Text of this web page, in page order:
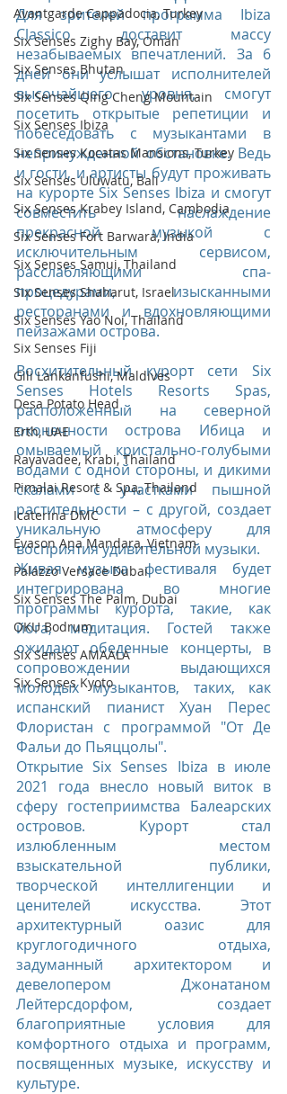
Avantgarde Cappadocia, Turkey
Six Senses Zighy Bay, Oman
Six Senses Bhutan
Six Senses Qing Cheng Mountain
Six Senses Ibiza
Six Senses Kocatas Mansions, Turkey
Six Senses Uluwatu, Bali
Six Senses Krabey Island, Cambodia
Six Senses Fort Barwara, India
Six Senses Samui, Thailand
Six Senses Shaharut, Israel
Six Senses Yao Noi, Thailand
Six Senses Fiji
Gili Lankanfushi, Maldives
Desa Potato Head
Erth, UAE
Rayavadee, Krabi, Thailand
Pimalai Resort & Spa, Thailand
Icaterina DMC
Evason Ana Mandara, Vietnam
Palazzo Versace Dubai
Six Senses The Palm, Dubai
OKU Bodrum
Six Senses AMAALA
Six Senses Kyoto
Для зрителей программа Ibiza
Classico доставит массу
незабываемых впечатлений. За 6
дней они услышат исполнителей
высочайшего уровня, смогут
посетить открытые репетиции и
побеседовать с музыкантами в
непринужденной обстановке. Ведь
и гости, и артисты будут проживать
на курорте Six Senses Ibiza и смогут
совместить наслаждение
прекрасной музыкой с
исключительным сервисом,
расслабляющими спа-
процедурами, изысканными
ресторанами и вдохновляющими
пейзажами острова.
Восхитительный курорт сети Six
Senses Hotels Resorts Spas,
расположенный на северной
оконечности острова Ибица и
омываемый кристально-голубыми
водами с одной стороны, и дикими
скалами с участками пышной
растительности – с другой, создает
уникальную атмосферу для
восприятия удивительной музыки.
Живая музыка фестиваля будет
интегрирована во многие
программы курорта, такие, как
йога, медитация. Гостей также
ожидают обеденные концерты, в
сопровождении выдающихся
молодых музыкантов, таких, как
испанский пианист Хуан Перес
Флористан с программой "От Де
Фальи до Пьяццолы".
Открытие Six Senses Ibiza в июле
2021 года внесло новый виток в
сферу гостеприимства Балеарских
островов. Курорт стал
излюбленным местом
взыскательной публики,
творческой интеллигенции и
ценителей искусства. Этот
архитектурный оазис для
круглогодичного отдыха,
задуманный архитектором и
девелопером Джонатаном
Лейтерсдорфом, создает
благоприятные условия для
комфортного отдыха и программ,
посвященных музыке, искусству и
культуре.